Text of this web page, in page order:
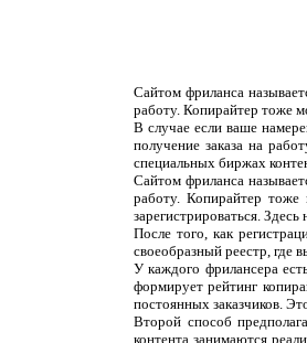
Сайтом фриланса
работу. Копирайтер тоже
В случае если ваше
получение заказа на
специальных биржах
Сайтом фриланса
работу. Копирайтер
зарегистрироваться.
После того, как
своеобразный реестр, где
У каждого фрилансера
формирует рейтинг
постоянных заказчиков.
Второй способ
контента занимаются